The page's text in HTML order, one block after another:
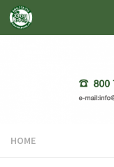
Salta al contenuto
HOME